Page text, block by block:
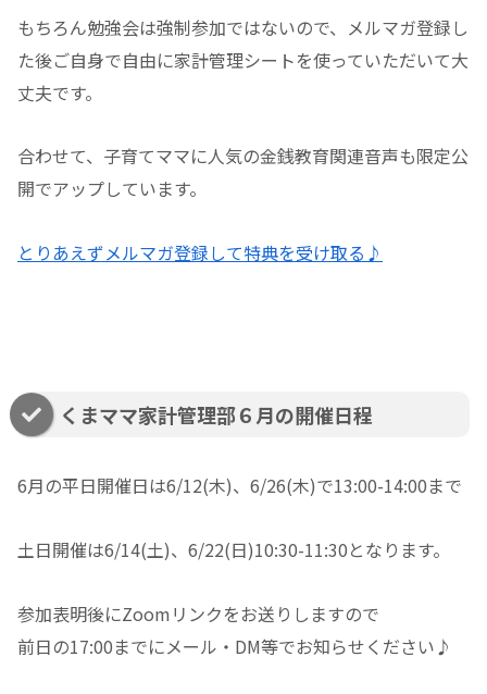
もちろん勉強会は強制参加ではないので、メルマガ登録し
た後ご自身で自由に家計管理シートを使っていただいて大
丈夫です。
合わせて、子育てママに人気の金銭教育関連音声も限定公
開でアップしています。
とりあえずメルマガ登録して特典を受け取る♪
くまママ家計管理部６月の開催日程
6月の平日開催日は6/12(木)、6/26(木)で13:00-14:00まで
土日開催は6/14(土)、6/22(日)10:30-11:30となります。
参加表明後にZoomリンクをお送りしますので
前日の17:00までにメール・DM等でお知らせください♪